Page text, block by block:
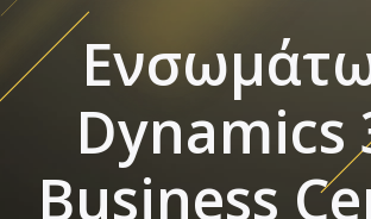
Dynamics
Business